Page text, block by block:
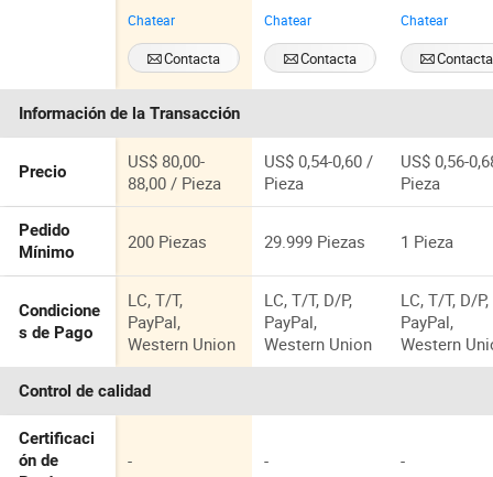
Ulv
Chatear
Contacta
Ahora
mosquitos
85ml
Chatear
Contacta
Ahora
Spray
de Plagas
Alta Calidad
Chatear
Contacta
Ahora
Información de la Transacción
Precio
US$ 80,00-
88,00 / Pieza
US$ 0,54-0,60 /
Pieza
US$ 0,56-
Pieza
Pedido
Mínimo
200 Piezas 29.999 Piezas 1 Pieza
Condicione
s de Pago
LC, T/T,
PayPal,
Western Union
LC, T/T, D/P,
PayPal,
Western Union
LC, T/T, D/P,
PayPal,
Western
Control de calidad
Certificaci
ón de
- - -